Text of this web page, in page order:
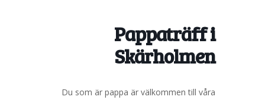
Pappaträff i
Skärholmen
Du som är pappa är välkommen till våra